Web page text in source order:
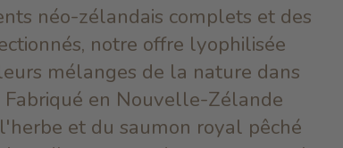
néo-zélandais complets et des
notre offre lyophilisée
mélanges de la nature dans
en Nouvelle-Zélande
et du saumon royal pêché